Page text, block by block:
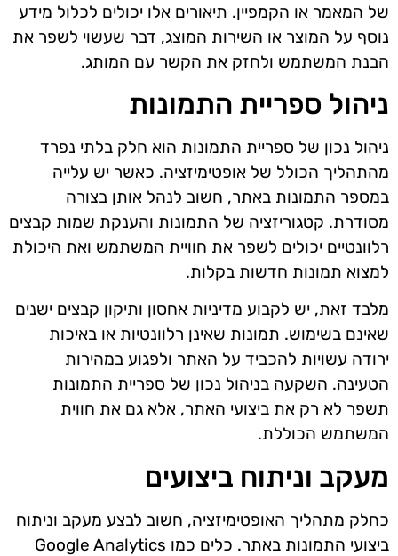
של המאמר או הקמפיין. תיאורים אלו יכולים לכלול מידע
נוסף על המוצר או השירות המוצג, דבר שעשוי לשפר את
הבנת המשתמש ולחזק את הקשר עם המותג.
ניהול ספריית התמונות
ניהול נכון של ספריית התמונות הוא חלק בלתי נפרד
מהתהליך הכולל של אופטימיזציה. כאשר יש עלייה
במספר התמונות באתר, חשוב לנהל אותן בצורה
מסודרת. קטגוריזציה של התמונות והענקת שמות קבצים
רלוונטיים יכולים לשפר את חוויית המשתמש ואת היכולת
למצוא תמונות חדשות בקלות.
מלבד זאת, יש לקבוע מדיניות אחסון ותיקון קבצים ישנים
שאינם בשימוש. תמונות שאינן רלוונטיות או באיכות
ירודה עשויות להכביד על האתר ולפגוע במהירות
הטעינה. השקעה בניהול נכון של ספריית התמונות
תשפר לא רק את ביצועי האתר, אלא גם את חווית
המשתמש הכוללת.
מעקב וניתוח ביצועים
כחלק מתהליך האופטימיזציה, חשוב לבצע מעקב וניתוח
ביצועי התמונות באתר. כלים כמו Google Analytics